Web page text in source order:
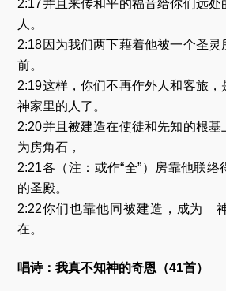
2:17并且来传和平的福音给你们远处
人。
2:18因为我们两下藉着他被一个圣
前。
2:19这样，你们不再作外人和客旅
神家里的人了。
2:20并且被建造在使徒和先知的根基
为房角石，
2:21各（注：或作“全”）房靠他联
的圣殿。
2:22你们也靠他同被建造，成为
在。
唱诗：我真不知神的奇恩（41首）